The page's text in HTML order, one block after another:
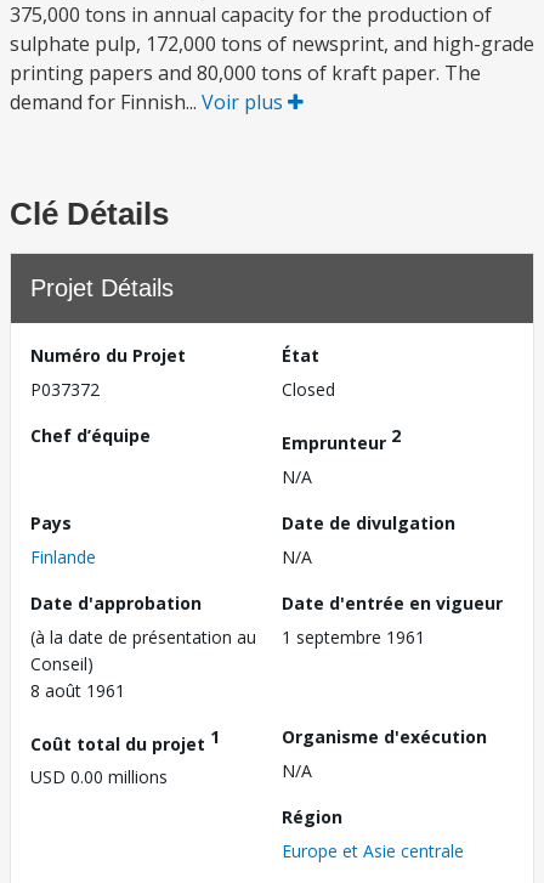
375,000 tons in annual capacity for the production of
sulphate pulp, 172,000 tons of newsprint, and high-grade
printing papers and 80,000 tons of kraft paper. The
demand for Finnish... Voir plus
Clé Détails
Projet Détails
Numéro du Projet
P037372
État
Closed
Chef d’équipe
Emprunteur 2
N/A
Pays
Finlande
Date de divulgation
N/A
Date d'approbation
(à la date de présentation au
Conseil)
8 août 1961
Date d'entrée en vigueur
1 septembre 1961
Coût total du projet 1
USD 0.00 millions
Organisme d'exécution
N/A
Région
Europe et Asie centrale